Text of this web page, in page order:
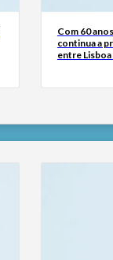
Com 60
continua a
entre Lisboa